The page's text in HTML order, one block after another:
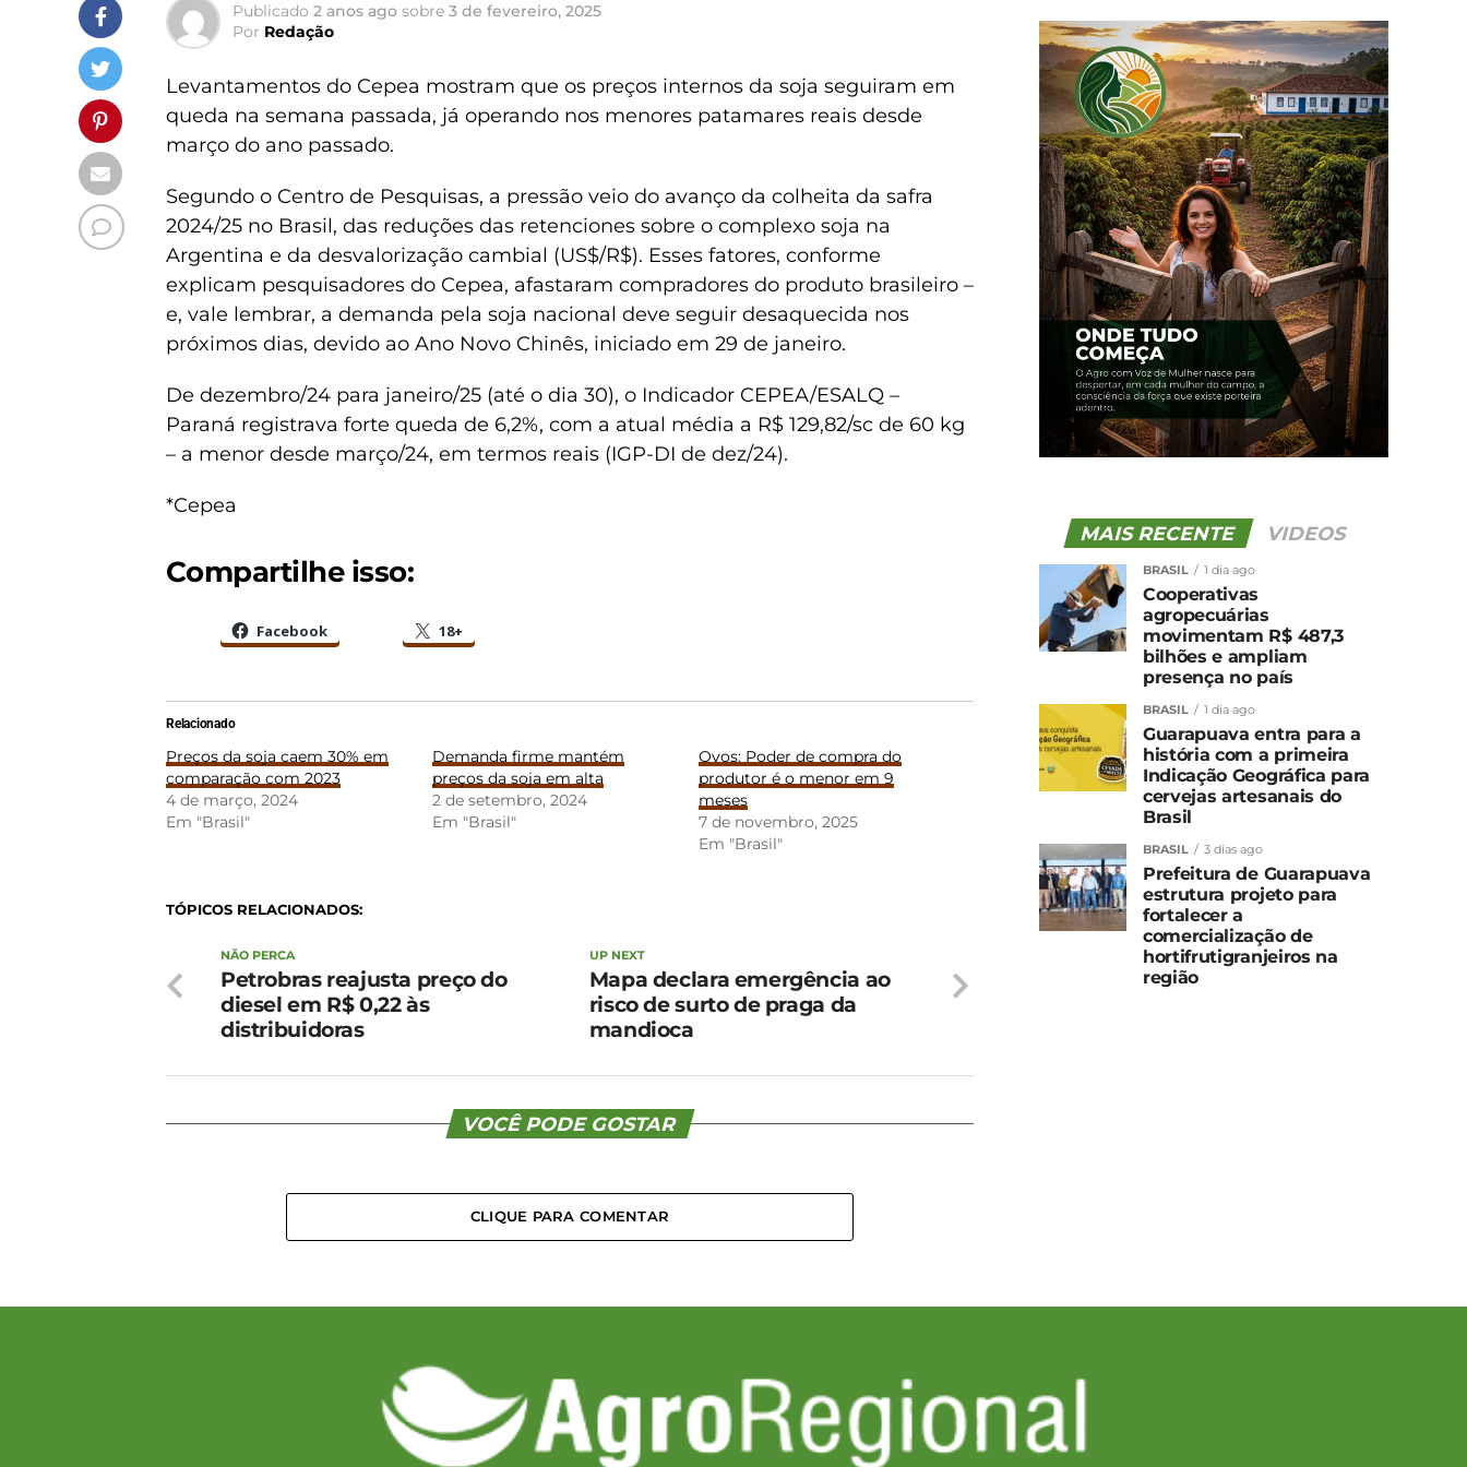
Publicado 2 anos ago sobre 3 de fevereiro, 2025
Por Redação
Levantamentos do Cepea mostram que os preços internos da soja seguiram em
queda na semana passada, já operando nos menores patamares reais desde
março do ano passado.
Segundo o Centro de Pesquisas, a pressão veio do avanço da colheita da safra
2024/25 no Brasil, das reduções das retenciones sobre o complexo soja na
Argentina e da desvalorização cambial (US$/R$). Esses fatores, conforme
explicam pesquisadores do Cepea, afastaram compradores do produto brasileiro –
e, vale lembrar, a demanda pela soja nacional deve seguir desaquecida nos
próximos dias, devido ao Ano Novo Chinês, iniciado em 29 de janeiro.
De dezembro/24 para janeiro/25 (até o dia 30), o Indicador CEPEA/ESALQ –
Paraná registrava forte queda de 6,2%, com a atual média a R$ 129,82/sc de 60 kg
– a menor desde março/24, em termos reais (IGP-DI de dez/24).
*Cepea
Compartilhe isso:
Facebook 18+
Relacionado
Preços da soja caem 30% em
comparação com 2023
4 de março, 2024
Em "Brasil"
Demanda firme mantém
preços da soja em alta
2 de setembro, 2024
Em "Brasil"
Ovos: Poder de compra do
produtor é o menor em 9
meses
7 de novembro, 2025
Em "Brasil"
TÓPICOS RELACIONADOS:
UP NEXT
Mapa declara emergência ao
risco de surto de praga da
mandioca
NÃO PERCA
Petrobras reajusta preço do
diesel em R$ 0,22 às
distribuidoras
VOCÊ PODE GOSTAR
CLIQUE PARA COMENTAR
MAIS RECENTE VIDEOS
BRASIL 1 dia ago
Cooperativas
agropecuárias
movimentam R$ 487,3
bilhões e ampliam
presença no país
BRASIL 1 dia ago
Guarapuava entra para a
história com a primeira
Indicação Geográfica para
cervejas artesanais do
Brasil
BRASIL 3 dias ago
Prefeitura de Guarapuava
estrutura projeto para
fortalecer a
comercialização de
hortifrutigranjeiros na
região